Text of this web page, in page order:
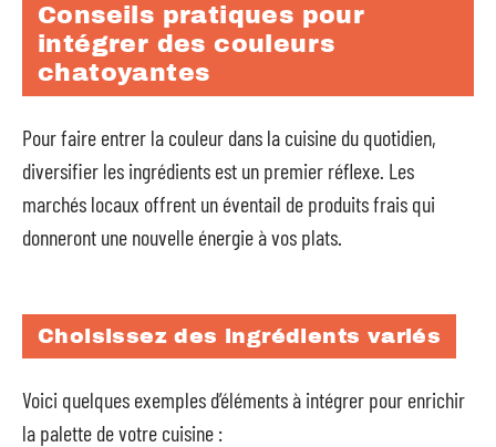
Conseils pratiques pour
intégrer des couleurs
chatoyantes
Pour faire entrer la couleur dans la cuisine du quotidien,
diversifier les ingrédients est un premier réflexe. Les
marchés locaux offrent un éventail de produits frais qui
donneront une nouvelle énergie à vos plats.
Choisissez des ingrédients variés
Voici quelques exemples d’éléments à intégrer pour enrichir
la palette de votre cuisine :